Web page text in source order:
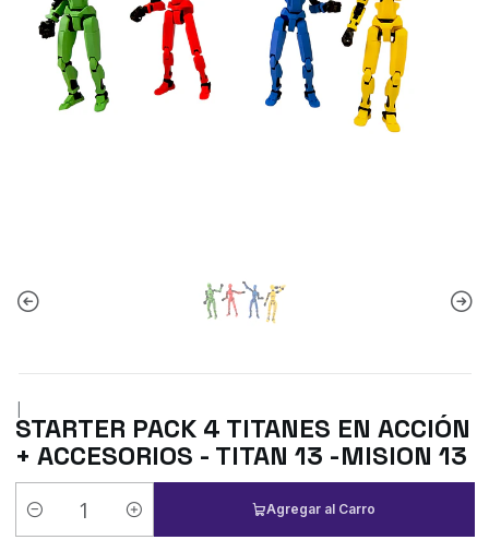
|
STARTER PACK 4 TITANES EN ACCIÓN
+ ACCESORIOS - TITAN 13 -MISION 13
Cantidad
Agregar al Carro